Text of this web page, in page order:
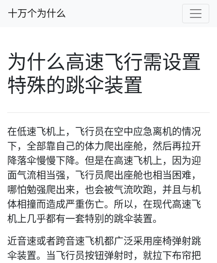
十万个为什么
为什么高速飞行需设置
特殊的跳伞装置
在低速飞机上，飞行员在空中应急离机的情况
下，全部靠自己的体力爬出座舱，然后再拉开
降落伞慢慢下降。但是在高速飞机上，因为迎
面气流相当强，飞行员爬出座舱也相当困难，
哪怕勉强爬出来，也会被气流吹跑，并且与机
体相撞而造成严重伤亡。所以，在现代高速飞
机上几乎都有一套特别的跳伞装置。
近音速或者跨音速飞机都广泛采用座椅弹射跳
伞装置。当飞行员按钮弹射时，就拉下布帘把